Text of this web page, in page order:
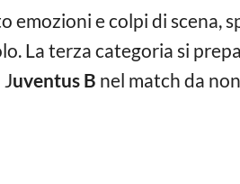
emozioni e colpi di scena,
La terza categoria si
uventus B nel match da